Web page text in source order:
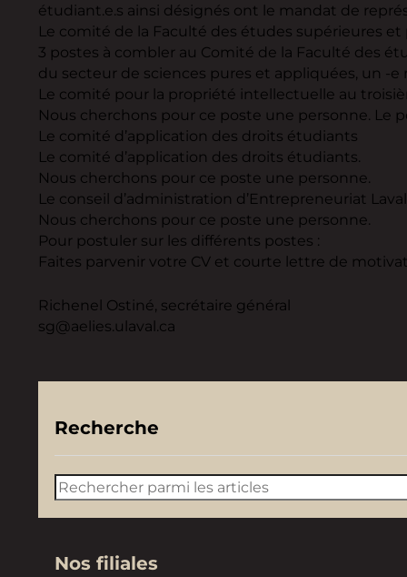
étudiant.e.s ainsi désignés ont le mandat de
Le comité de la Faculté des études supérieures
3 postes à combler au Comité de la Faculté des
du secteur de sciences pures et appliquées, un -
Le comité pour la propriété intellectuelle au
Nous cherchons pour ce poste une personne. Le
Le comité d’application des droits étudiants
Le comité d’application des droits étudiants.
Nous cherchons pour ce poste une personne.
Le conseil d’administration d’Entrepreneuriat Laval
Nous cherchons pour ce poste une personne.
Pour postuler sur les différents postes :
Faites parvenir votre CV et courte lettre de
Richenel Ostiné, secrétaire général
sg@aelies.ulaval.ca
Recherche
Rechercher
Nos filiales